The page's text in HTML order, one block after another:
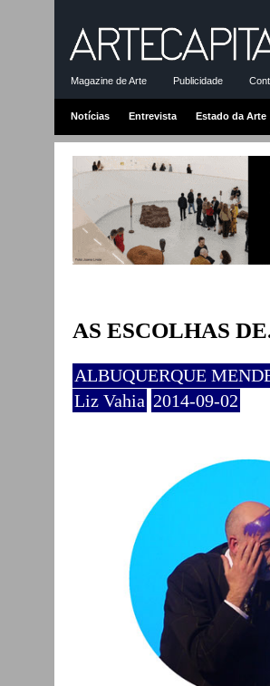
Magazine de Arte Publicidade
Notícias Entrevista Estado da Arte
AS ESCOLHAS
ALBUQUERQUE
Liz Vahia 2014-09-02